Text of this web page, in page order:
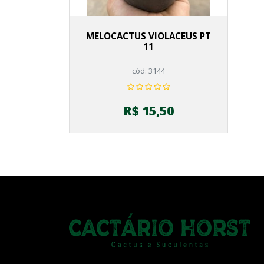
MELOCACTUS VIOLACEUS PT
11
cód: 3144
R$ 15,50